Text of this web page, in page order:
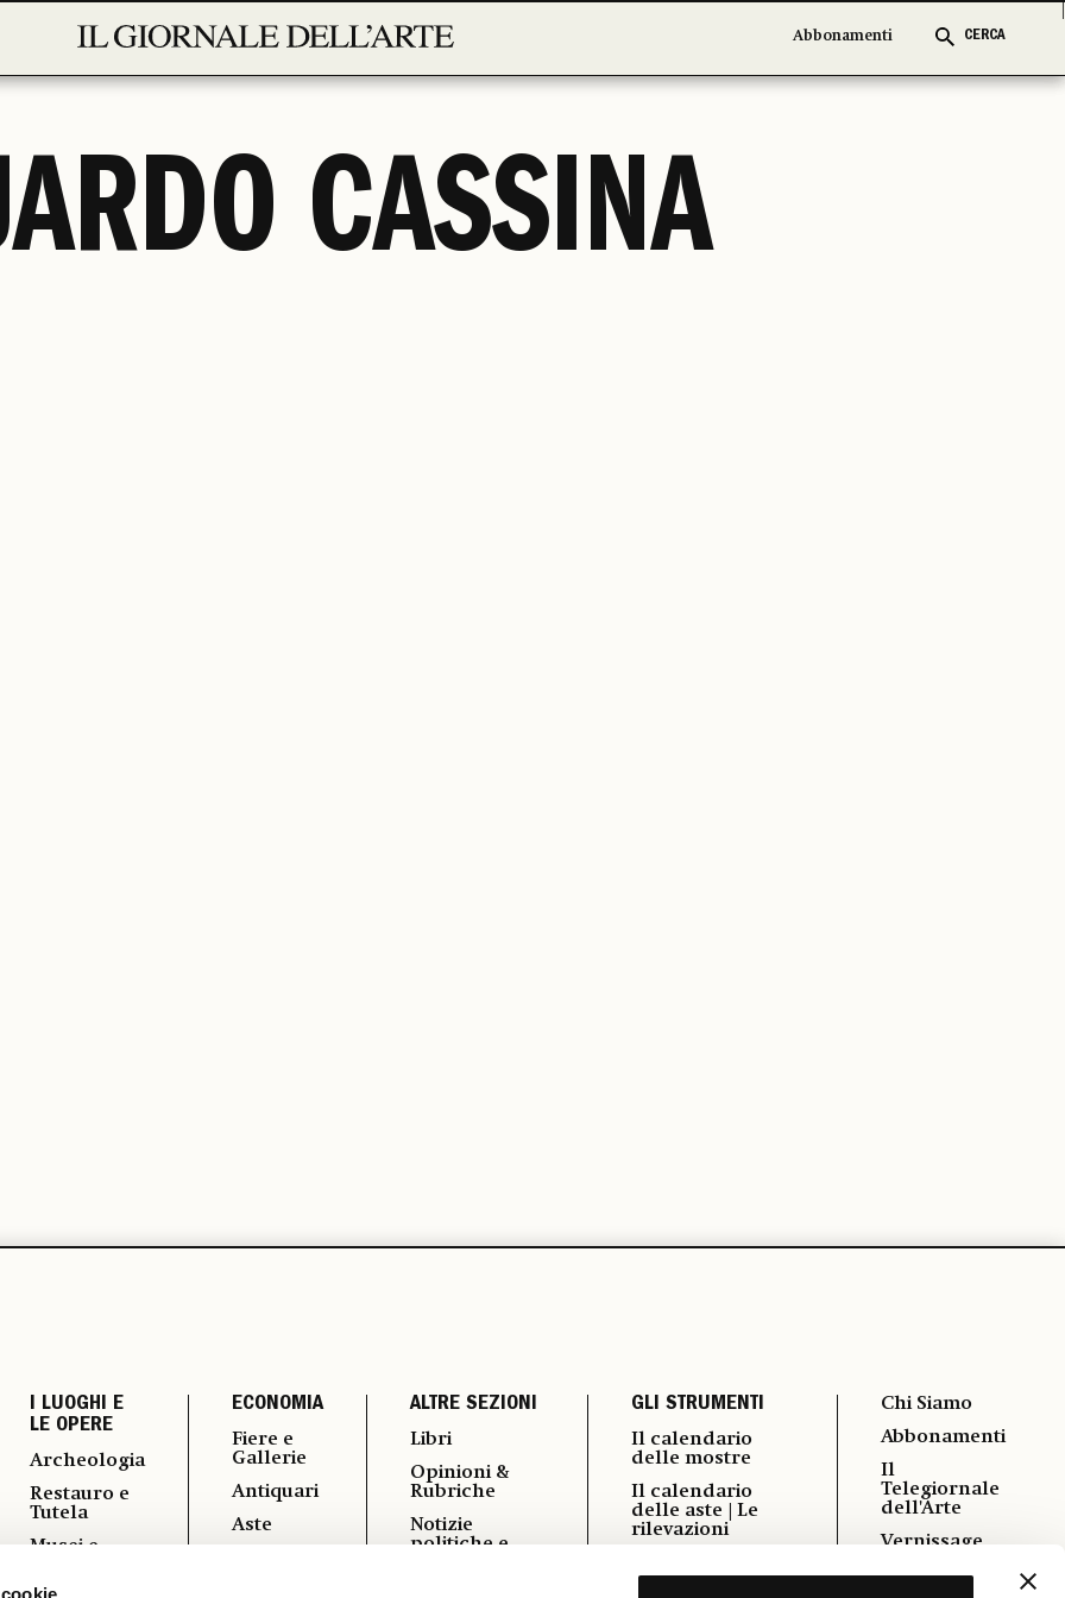
Abbonamenti CERCA
Abbonamenti CERCA
CASSINA
I LUOGHI E
LE OPERE
Archeologia
Restauro e
Tutela
Musei e
ECONOMIA
Fiere e
Gallerie
Antiquari
Aste
ALTRE SEZIONI
Libri
Opinioni &
Rubriche
Notizie
politiche e
GLI STRUMENTI
Il calendario
delle mostre
Il calendario
delle aste | Le
rilevazioni
Chi Siamo
Abbonamenti
Il
Telegiornale
dell'Arte
Vernissage
Pubblicità